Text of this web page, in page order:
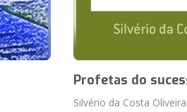
Profetas do
Silvério da Costa Oliveira